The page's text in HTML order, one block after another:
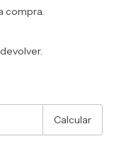
compra.
Calcular